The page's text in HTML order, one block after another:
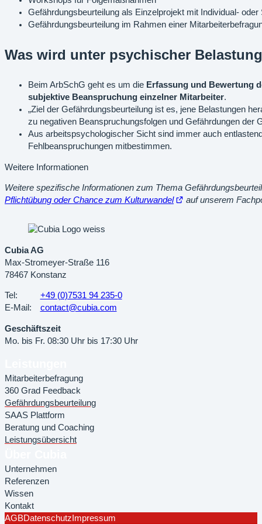
Gefährdungsbeurteilung als Einzelprojekt mit Individual- oder
Gefährdungsbeurteilung im Rahmen einer
Was wird unter psychischer
Beim ArbSchG geht es um die Erfassung und Bewertung
subjektive Beanspruchung einzelner Mitarbeiter.
„Ziel der Gefährdungsbeurteilung ist es, jene Belastungen
zu negativen Beanspruchungsfolgen und Gefährdungen der
Aus arbeitspsychologischer Sicht sind immer auch
Fehlbeanspruchungen mitbestimmen.
Weitere Informationen
Weitere spezifische Informationen zum Thema
Pflichtübung oder Chance zum Kulturwandel
Öffnet
auf unserem
Cubia AG
Max-Stromeyer-Straße 116
78467 Konstanz
Tel:
+49 (0)7531 94 235-0
E-Mail:
contact@cubia.com
Geschäftszeit
Mo. bis Fr. 08:30 Uhr bis 17:30 Uhr
Mitarbeiterbefragung
360 Grad Feedback
Gefährdungsbeurteilung
SAAS Plattform
Beratung und Coaching
Leistungsübersicht
Unternehmen
Referenzen
Wissen
Kontakt
AGBDatenschutz Impressum